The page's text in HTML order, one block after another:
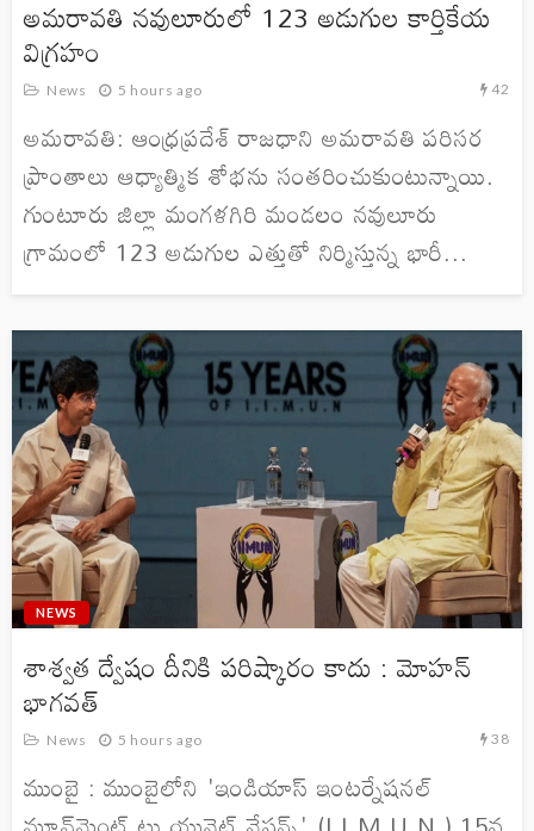
అమరావతి నవులూరులో 123 అడుగుల కార్తికేయ
విగ్రహం
News 5 hours ago 42
అమరావతి: ఆంధ్రప్రదేశ్ రాజధాని అమరావతి పరిసర
ప్రాంతాలు ఆధ్యాత్మిక శోభను సంతరించుకుంటున్నాయి.
గుంటూరు జిల్లా మంగళగిరి మండలం నవులూరు
గ్రామంలో 123 అడుగుల ఎత్తుతో నిర్మిస్తున్న భారీ...
NEWS
శాశ్వత ద్వేషం దీనికి పరిష్కారం కాదు : మోహన్
భాగవత్
News 5 hours ago 38
ముంబై : ముంబైలోని 'ఇండియాస్ ఇంటర్నేషనల్